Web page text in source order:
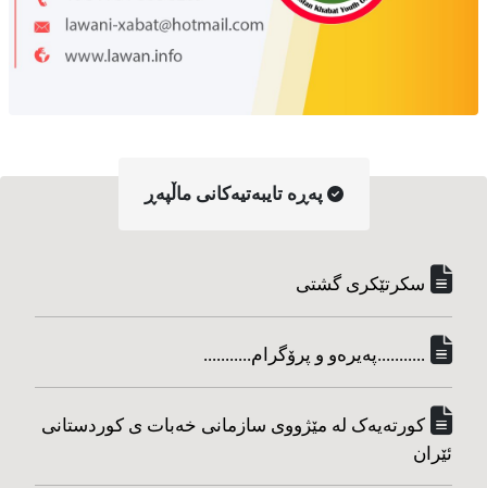
په‌ڕه‌ تایبه‌تیه‌کانی ماڵپه‌ڕ
سکرتێکری گشتی
...........په‌یره‌و و پرۆگرام...........
کورته‌یه‌ک له مێژووی سازمانی خه‌بات ی کوردستانی
ئێران